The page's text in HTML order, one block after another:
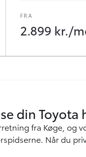
2.899 kr./
din Toyota
fra Køge, og
Når du